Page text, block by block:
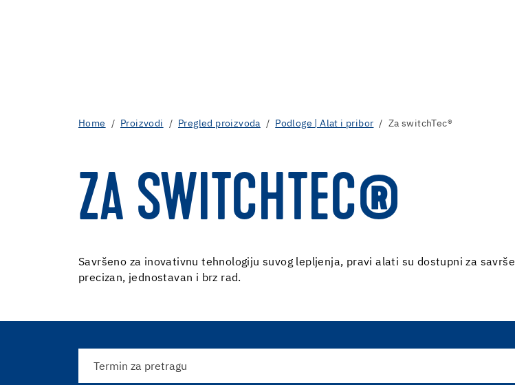
Home Proizvodi Pregled proizvoda Podloge | Alat i pribor Za switchTec®
ZA SWITCHTEC®
Savršeno za inovativnu tehnologiju suvog lepljenja, pravi alati su dostupni za
precizan, jednostavan i brz rad.